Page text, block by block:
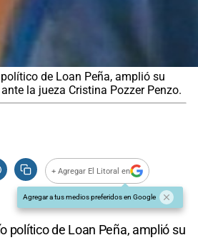
de Loan Peña, amplió su
la jueza Cristina Pozzer Penzo.
+ Agregar El Litoral en
Agregar a tus medios preferidos en Google
político de Loan Peña, amplió su